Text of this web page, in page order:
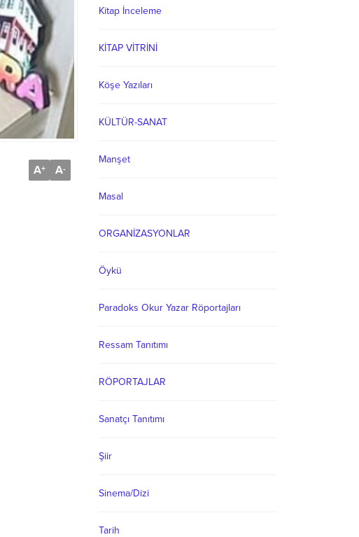
A+ A-
Kitap İnceleme
KİTAP VİTRİNİ
Köşe Yazıları
KÜLTÜR-SANAT
Manşet
Masal
ORGANİZASYONLAR
Öykü
Paradoks Okur Yazar Röportajları
Ressam Tanıtımı
RÖPORTAJLAR
Sanatçı Tanıtımı
Şiir
Sinema/Dizi
Tarih